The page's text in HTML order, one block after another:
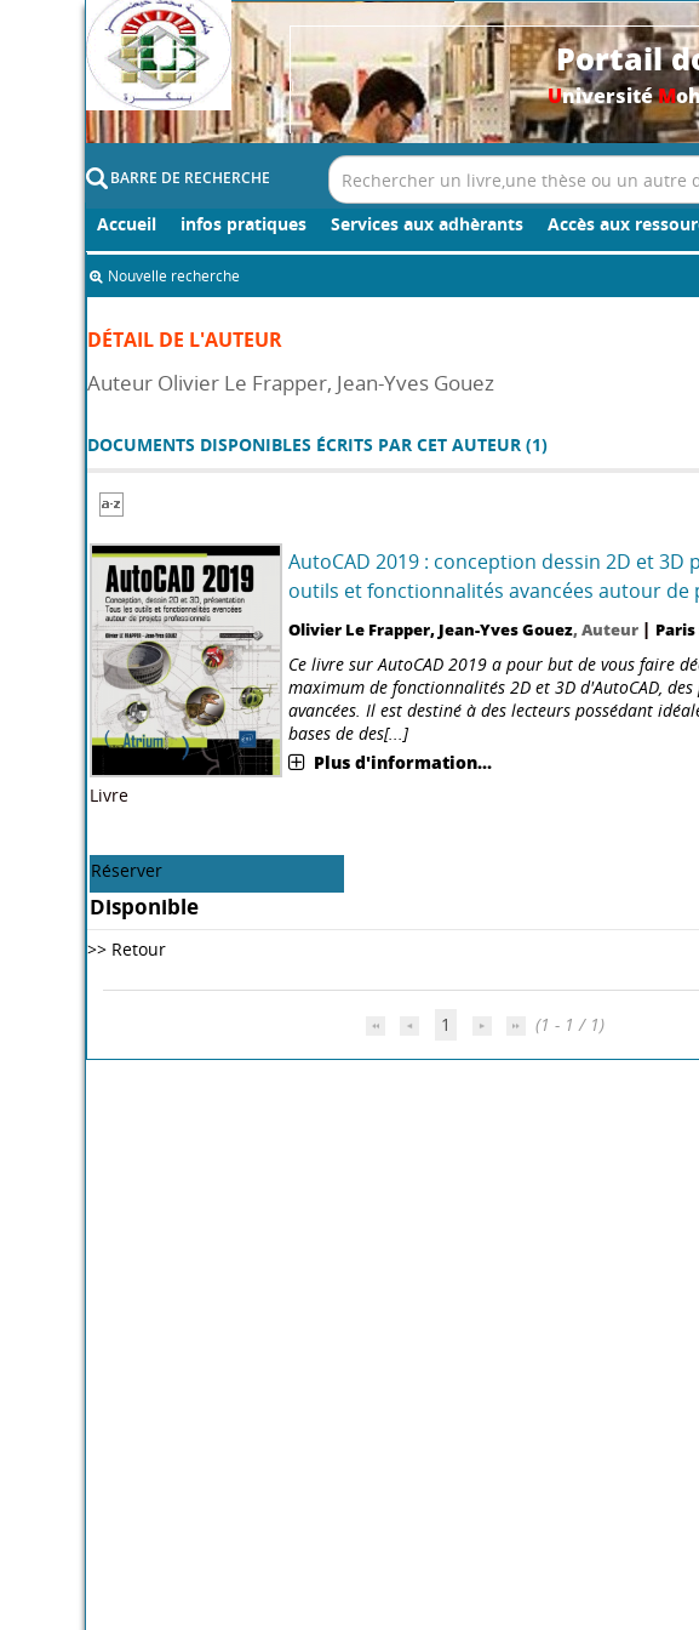
Portail
UniversitéM
Accueil infos pratiques Services aux adhèrants Accès aux
BARRE DE RECHERCHE
Nouvelle recherche
DÉTAIL DE L'AUTEUR
Auteur Olivier Le Frapper, Jean-Yves Gouez
DOCUMENTS DISPONIBLES ÉCRITS PAR CET AUTEUR (1)
Livre
AutoCAD 2019 : conception dessin 2D et 3D
outils et fonctionnalités avancées autour
Olivier Le Frapper, Jean-Yves Gouez, Auteur |
Ce livre sur AutoCAD 2019 a pour but de vous faire
maximum de fonctionnalités 2D et 3D d'AutoCAD,
avancées. Il est destiné à des lecteurs possédant
bases de des[...]
Plus d'information...
Réserver
Disponible
>> Retour
1 (1 - 1 / 1)